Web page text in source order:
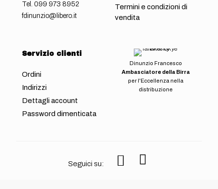
Tel. 099 973 8952
fdinunzio@libero.it
Termini e condizioni di
vendita
Servizio clienti
Ordini
Indirizzi
Dettagli account
Password dimenticata
Dinunzio Francesco
Ambasciatore della Birra
per l'Eccellenza nella
distribuzione
Seguici su: